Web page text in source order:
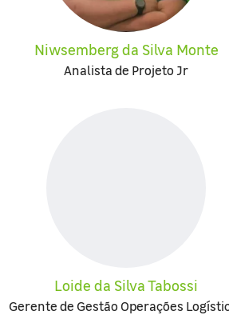
Niwsemberg da Silva Monte
Analista de Projeto Jr
Loide da Silva Tabossi
Gerente de Gestão Operações